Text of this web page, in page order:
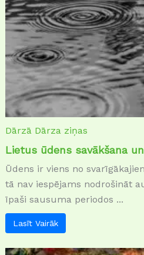
Dārzā Dārza ziņas
Lietus ūdens savākšana
Ūdens ir viens no
tā nav iespējams nodrošināt
īpaši sausuma periodos ...
Lasīt Vairāk